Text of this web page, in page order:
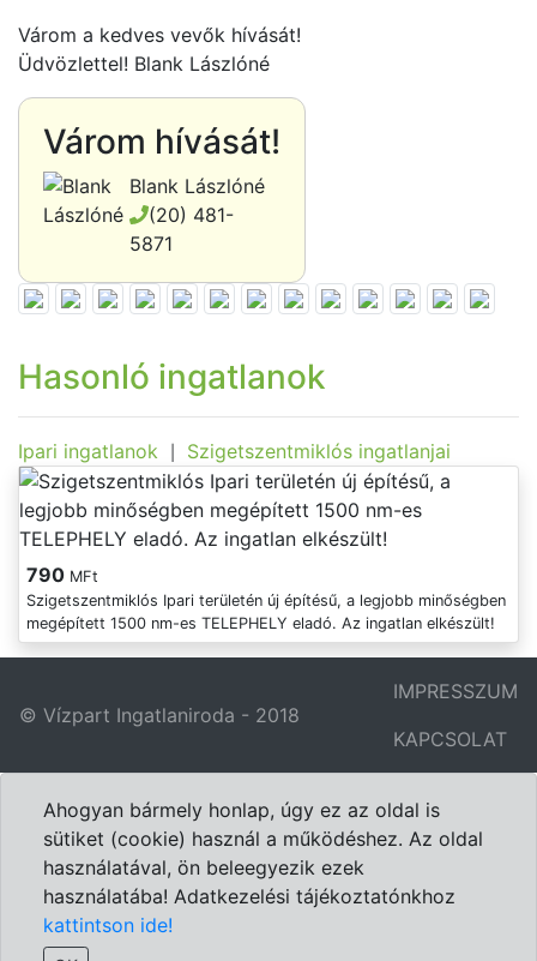
Várom a kedves vevők hívását!
Üdvözlettel! Blank Lászlóné
Várom hívását!
Blank Lászlóné
(20) 481-
5871
Hasonló ingatlanok
Ipari ingatlanok Szigetszentmiklós ingatlanjai
790 MFt
Szigetszentmiklós Ipari területén új építésű, a legjobb minőségben
megépített 1500 nm-es TELEPHELY eladó. Az ingatlan elkészült!
© Vízpart Ingatlaniroda - 2018
IMPRESSZUM
KAPCSOLAT
Ahogyan bármely honlap, úgy ez az oldal is
sütiket (cookie) használ a működéshez. Az oldal
használatával, ön beleegyezik ezek
használatába! Adatkezelési tájékoztatónkhoz
kattintson ide!